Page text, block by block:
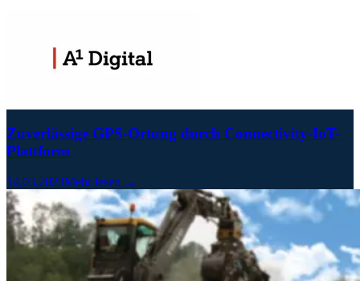
Zuverlässige GPS-Ortung durch Connectivity-IoT-
Plattform
14.03.2023Mehr lesen →